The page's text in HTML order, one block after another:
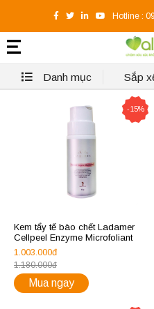
Hotline :
Danh mục Sắp
-15%
Kem tẩy tế bào chết Ladamer
Cellpeel Enzyme Microfoliant
1.003.000đ
1.180.000đ
Mua ngay